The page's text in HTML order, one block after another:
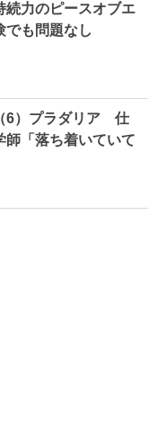
続力のピースオブエ
でも問題なし
6）プラダリア 仕
師「落ち着いていて